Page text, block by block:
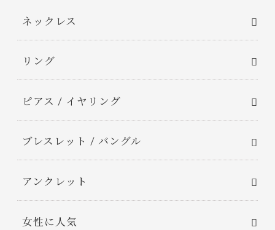
ネックレス
リング
ピアス / イヤリング
ブレスレット / バングル
アンクレット
女性に人気